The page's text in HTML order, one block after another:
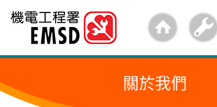
跳
內
的
關於我們